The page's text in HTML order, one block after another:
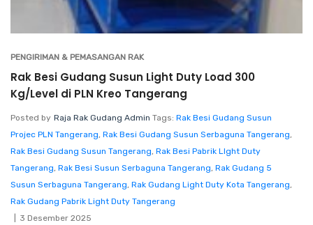
PENGIRIMAN & PEMASANGAN RAK
Rak Besi Gudang Susun Light Duty Load 300
Kg/Level di PLN Kreo Tangerang
Posted by Raja Rak Gudang Admin Tags: Rak Besi Gudang Susun
Projec PLN Tangerang, Rak Besi Gudang Susun Serbaguna Tangerang,
Rak Besi Gudang Susun Tangerang, Rak Besi Pabrik LIght Duty
Tangerang, Rak Besi Susun Serbaguna Tangerang, Rak Gudang 5
Susun Serbaguna Tangerang, Rak Gudang Light Duty Kota Tangerang,
Rak Gudang Pabrik Light Duty Tangerang
3 Desember 2025